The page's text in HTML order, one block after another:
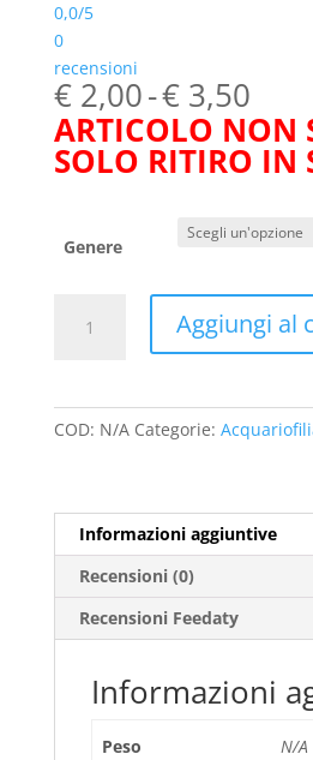
0,0/5
0
recensioni
€2,00-€3,50Fascia
di
da
a
ARTICOLO NON
SOLO RITIRO IN
Genere
Reticulata
Aggiungi al
COD: N/A Categorie:
Informazioni aggiuntive
Recensioni (0)
Recensioni Feedaty
Informazioni
Peso N/A